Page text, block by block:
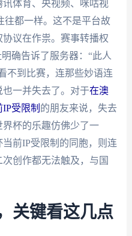
体育、央视频、咪咕视
往都一样。这不是平台故
议在作祟。赛事转播权
确告诉了服务器：“此人
不到比赛，连那些妙语连
一并失去了。对于在澳
受限制 的朋友来说，失去
杯的乐趣仿佛少了一
前IP受限制的同胞，则连
创作都无法触及，与国
关键看这几点